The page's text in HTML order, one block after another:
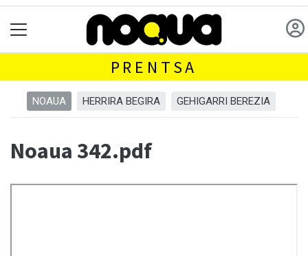
PRENTSA
NOAUA HERRIRA BEGIRA GEHIGARRI BEREZIA
Noaua 342.pdf